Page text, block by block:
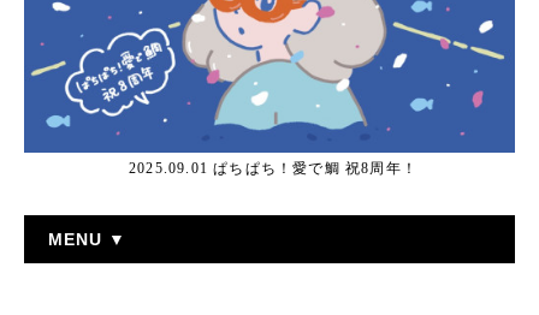
2025.09.01 ぱちぱち！愛で鯛 祝8周年！
MENU ▼